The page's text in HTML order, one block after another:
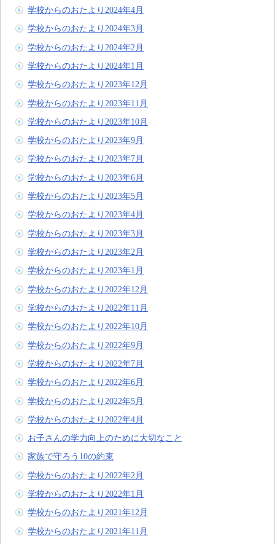
学校からのおたより2024年4月
学校からのおたより2024年3月
学校からのおたより2024年2月
学校からのおたより2024年1月
学校からのおたより2023年12月
学校からのおたより2023年11月
学校からのおたより2023年10月
学校からのおたより2023年9月
学校からのおたより2023年7月
学校からのおたより2023年6月
学校からのおたより2023年5月
学校からのおたより2023年4月
学校からのおたより2023年3月
学校からのおたより2023年2月
学校からのおたより2023年1月
学校からのおたより2022年12月
学校からのおたより2022年11月
学校からのおたより2022年10月
学校からのおたより2022年9月
学校からのおたより2022年7月
学校からのおたより2022年6月
学校からのおたより2022年5月
学校からのおたより2022年4月
お子さんの学力向上のために大切なこと
家族で守ろう10の約束
学校からのおたより2022年2月
学校からのおたより2022年1月
学校からのおたより2021年12月
学校からのおたより2021年11月